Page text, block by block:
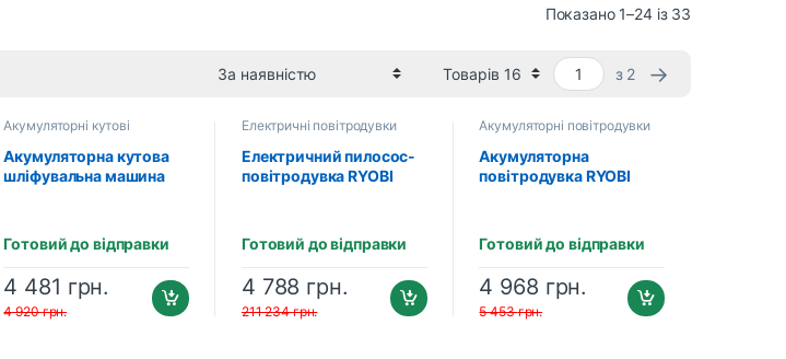
Показано 1–24 із 33
з 2 →
Акумуляторні кутові
шліфувальні машини
Акумуляторна кутова
шліфувальна машина
Готовий до відправки
4 481 грн.
4 920грн.
Електричні повітродувки
Електричний пилосос-
повітродувка RYOBI
Готовий до відправки
4 788 грн.
211 234грн.
Акумуляторні повітродувки
Акумуляторна
повітродувка RYOBI
(без акумулятора та
зарядного пристрою)
Готовий до відправки
4 968 грн.
5 453грн.